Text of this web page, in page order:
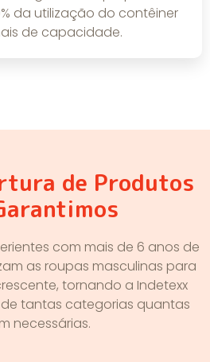
da utilização do contêiner
de capacidade.
de Produtos
com mais de 6 anos de
as roupas masculinas para
tornando a Indetexx
tantas categorias quantas
necessárias.